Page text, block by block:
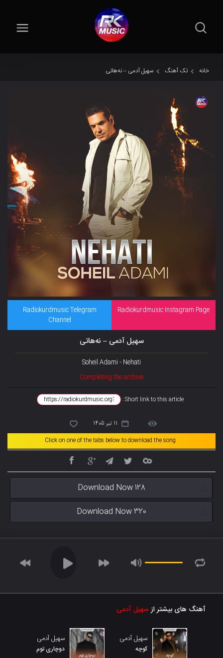
خانه تک آهنگ سهیل آدمی – نەهاتی
Radiokurdmusic Instagram Page
Radiokurdmusic Telegram
Channel
سهیل آدمی – نەهاتی
Soheil Adami - Nehati
Completing the archive
Short link to this article :
11 تیر 1405
Click on one of the tabs below to download the song
Download Now 128
Download Now 320
آهنگ های بیشتر ازسهیل آدمی
سهیل آدمی
کوچه
سهیل آدمی
دوچاری توم